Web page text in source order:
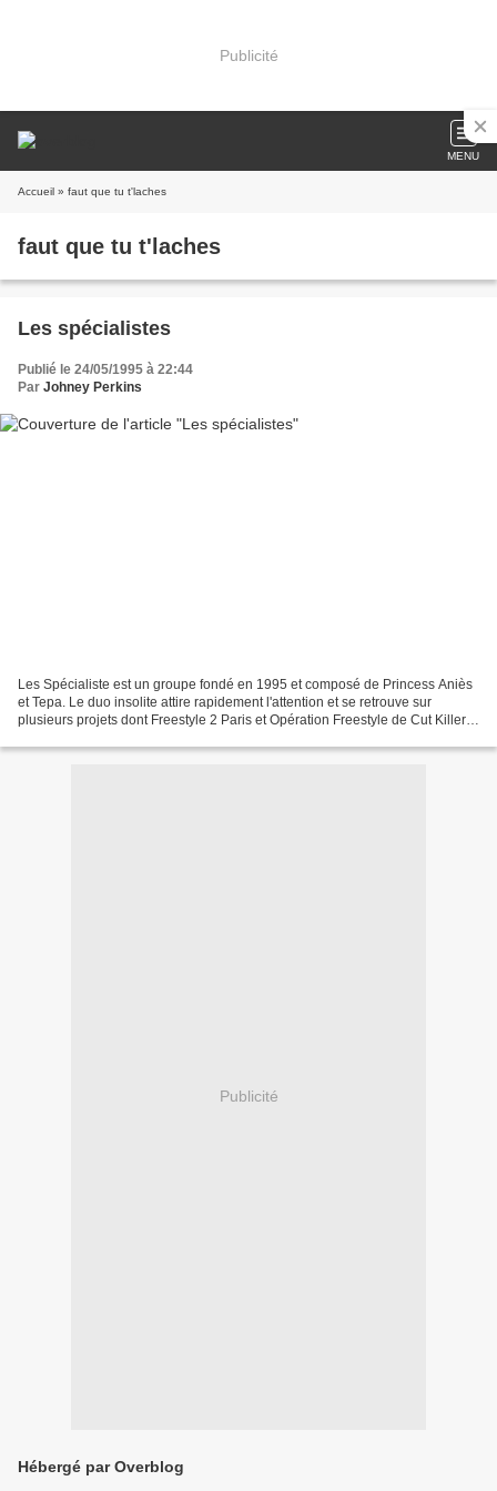
Publicité
MENU
Accueil » faut que tu t'laches
faut que tu t'laches
Les spécialistes
Publié le 24/05/1995 à 22:44
Par Johney Perkins
Les Spécialiste est un groupe fondé en 1995 et composé de Princess Aniès
et Tepa. Le duo insolite attire rapidement l'attention et se retrouve sur
plusieurs projets dont Freestyle 2 Paris et Opération Freestyle de Cut Killer,
Publicité
Hébergé par Overblog